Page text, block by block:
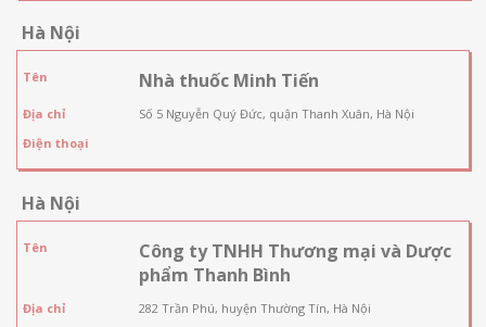
Hà Nội
Tên Nhà thuốc Minh Tiến
Địa chỉ
Số 5 Nguyễn Quý Đức, quận Thanh Xuân, Hà Nội
Điện thoại
Hà Nội
Tên
Công ty TNHH Thương mại và Dược
phẩm Thanh Bình
Địa chỉ
282 Trần Phú, huyện Thường Tín, Hà Nội